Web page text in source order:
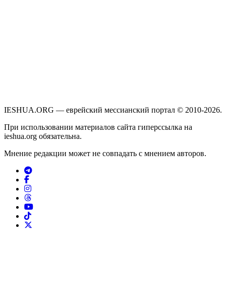
IESHUA.ORG — еврейский мессианский портал © 2010-2026.
При использовании материалов сайта гиперссылка на
ieshua.org обязательна.
Мнение редакции может не совпадать с мнением авторов.